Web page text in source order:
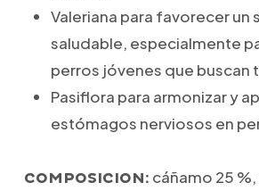
Valeriana para favorecer un
saludable, especialmente
perros jóvenes que buscan
Pasiflora para armonizar y
estómagos nerviosos en
COMPOSICION: cáñamo 25